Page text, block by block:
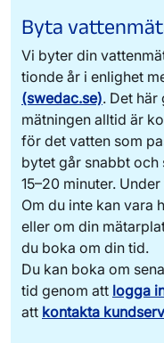
Har du en digital
vattenförbrukning
betalar för det
mätaren. Först
två gånger per
avläsning varje
Din digitala
Så här
äldre
Logga in på
har ett
följ
Byta
Vi byter din
tionde år i enlighet
(swedac.se). Det
mätningen alltid är
för det vatten som
bytet går snabbt
15–20 minuter.
Om du inte kan vara
eller om din
du boka om din tid.
Du kan boka om
tid genom att logga
att kontakta